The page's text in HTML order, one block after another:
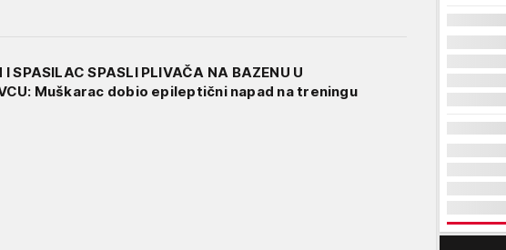
I SPASILAC SPASLI PLIVAČA NA BAZENU U
Muškarac dobio epileptični napad na treningu